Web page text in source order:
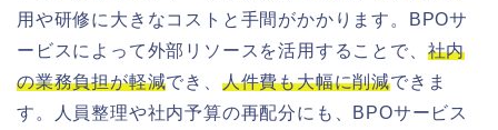
用や研修に大きなコストと手間がかかります。BPOサ
ービスによって外部リソースを活用することで、 社内
の業務負担が軽減でき、 人件費も大幅に削減できま
す。人員整理や社内予算の再配分にも、BPOサービス